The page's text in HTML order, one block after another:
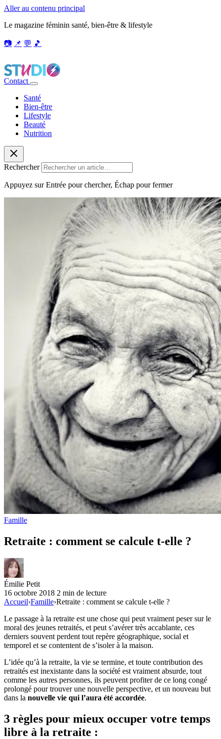
Aller au contenu principal
Le magazine féminin santé, bien-être & lifestyle
📷 📌 💬 🎵
Contact
Santé
Bien-être
Lifestyle
Beauté
Nutrition
Rechercher
Appuyez sur Entrée pour chercher, Échap pour fermer
Famille
Retraite : comment se calcule t-elle ?
Émilie Petit
16 octobre 2018 2 min de lecture
Accueil›Famille›Retraite : comment se calcule t-elle ?
Le passage à la retraite est une chose qui peut vraiment peser sur le
moral des jeunes retraités, et peut s’avérer très accablante, ces
derniers souvent perdent tout repère géographique, social et
temporel et se contentent de s’isoler à la maison.
L’idée qu’à la retraite, la vie se termine, et toute contribution des
retraités est inexistante dans la société est vraiment absurde, tout
comme les autres personnes, ils peuvent profiter de ce long congé
prolongé pour trouver une nouvelle perspective, et un nouveau but
dans la nouvelle vie qui l’aura été accordée.
3 règles pour mieux occuper votre temps
libre à la retraite :